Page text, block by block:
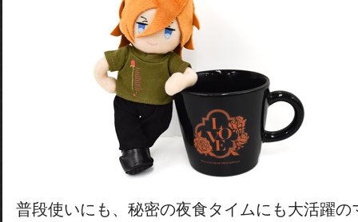
普段使いにも、秘密の夜食タイムにも大活躍の